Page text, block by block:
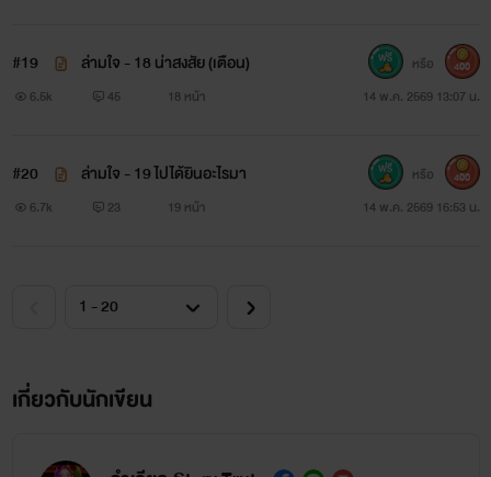
#19 ล่ามใจ - 18 น่าสงสัย (เตือน)
6.5k 45 18 หน้า 14 พ.ค. 2569 13:07 น.
หรือ 400
#20 ล่ามใจ - 19 ไปได้ยินอะไรมา
6.7k 23 19 หน้า 14 พ.ค. 2569 16:53 น.
หรือ 400
เกี่ยวกับนักเขียน